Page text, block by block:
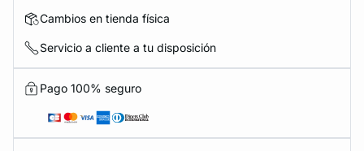
Cambios en tienda física
Servicio a cliente a tu disposición
Pago 100% seguro